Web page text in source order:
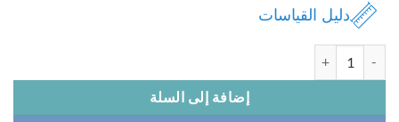
دليل القياسات
إضافة إلى السلة